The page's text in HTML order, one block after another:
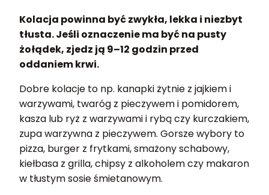
Kolacja powinna być zwykła, lekka i niezbyt
tłusta. Jeśli oznaczenie ma być na pusty
żołądek, zjedz ją 9–12 godzin przed
oddaniem krwi.
Dobre kolacje to np. kanapki żytnie z jajkiem i
warzywami, twaróg z pieczywem i pomidorem,
kasza lub ryż z warzywami i rybą czy kurczakiem,
zupa warzywna z pieczywem. Gorsze wybory to
pizza, burger z frytkami, smażony schabowy,
kiełbasa z grilla, chipsy z alkoholem czy makaron
w tłustym sosie śmietanowym.